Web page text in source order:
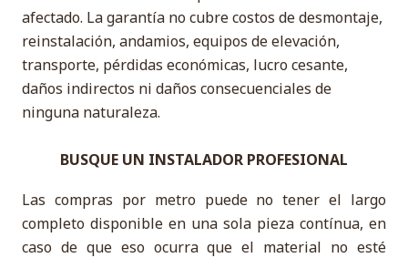
afectado. La garantía no cubre costos de desmontaje,
reinstalación, andamios, equipos de elevación,
transporte, pérdidas económicas, lucro cesante,
daños indirectos ni daños consecuenciales de
ninguna naturaleza.
BUSQUE UN INSTALADOR PROFESIONAL
Las compras por metro puede no tener el largo
completo disponible en una sola pieza contínua, en
caso de que eso ocurra que el material no esté